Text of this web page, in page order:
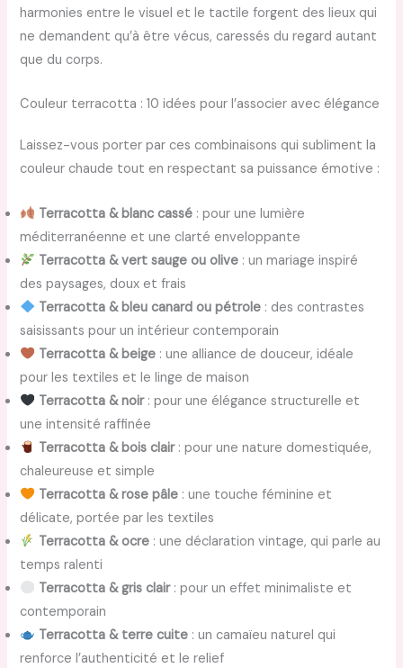
harmonies entre le visuel et le tactile forgent des lieux qui
ne demandent qu’à être vécus, caressés du regard autant
que du corps.
Couleur terracotta : 10 idées pour l’associer avec élégance
Laissez-vous porter par ces combinaisons qui subliment la
couleur chaude tout en respectant sa puissance émotive :
Terracotta & blanc cassé : pour une lumière
méditerranéenne et une clarté enveloppante
Terracotta & vert sauge ou olive : un mariage inspiré
des paysages, doux et frais
Terracotta & bleu canard ou pétrole : des contrastes
saisissants pour un intérieur contemporain
Terracotta & beige : une alliance de douceur, idéale
pour les textiles et le linge de maison
Terracotta & noir: pour une élégance structurelle et
une intensité raffinée
Terracotta & bois clair: pour une nature domestiquée,
chaleureuse et simple
Terracotta & rose pâle : une touche féminine et
délicate, portée par les textiles
Terracotta & ocre : une déclaration vintage, qui parle au
temps ralenti
Terracotta & gris clair: pour un effet minimaliste et
contemporain
Terracotta & terre cuite : un camaïeu naturel qui
renforce l’authenticité et le relief